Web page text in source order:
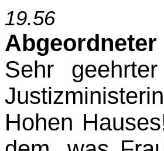
19.56
Abgeordneter
Sehr
Hohen